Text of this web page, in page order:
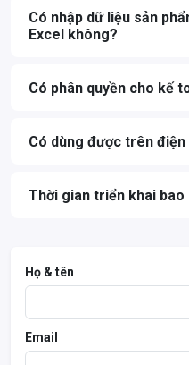
Có nhập dữ liệu sản
Excel không?
Có phân quyền cho kế
Có dùng được trên
Thời gian triển khai bao
Họ & tên
Email